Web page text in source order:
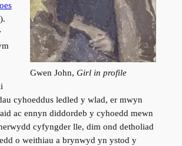
Gwen John,Girl in profile
cyhoeddus ledled y wlad, er mwyn
ac ennyn diddordeb y cyhoedd mewn
cyfyngder lle, dim ond detholiad
o weithiau a brynwyd yn ystod y